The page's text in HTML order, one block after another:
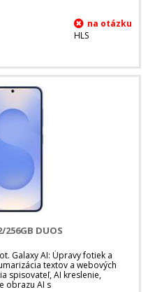
HLS
256GB DUOS
Galaxy AI: Úpravy fotiek a
textov a webových
spisovateľ, AI kreslenie,
obrazu AI s